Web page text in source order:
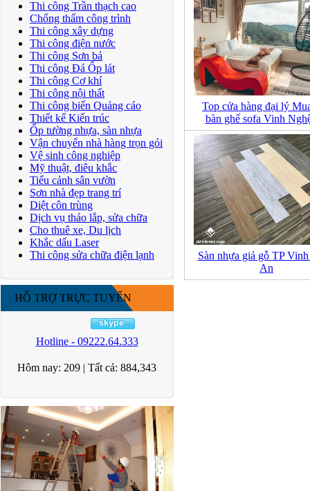
Thi công Trần thạch cao
Chống thấm công trình
Thi công xây dựng
Thi công điện nước
Thi công Sơn bả
Thi công Đá Ốp lát
Thi công Cơ khí
Thi công nội thất
Thi công biển Quảng cáo
Thiết kế Kiến trúc
Ốp tường nhựa, sàn nhựa
Vận chuyển nhà hàng trọn gói
Vệ sinh công nghiệp
Mỹ thuật, điêu khắc
Tiểu cảnh sân vườn
Sơn nhà đẹp trang trí
Diệt côn trùng
Dịch vụ tháo lắp, sửa chữa
Cho thuê xe, Du lịch
Khắc dấu Laser
Thi công sửa chữa điện lạnh
HỖ TRỢ TRỰC TUYẾN
Hotline - 09222.64.333
Hôm nay: 209 | Tất cả: 884,343
Top cửa hàng đại lý
bàn ghế sofa Vinh
Sàn nhựa giả gỗ TP
An